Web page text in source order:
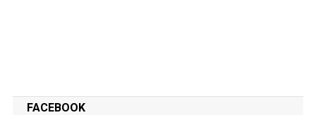
FACEBOOK